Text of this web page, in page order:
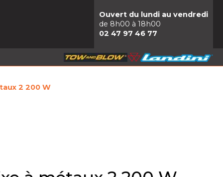
Ouvert du lundi au vendredi
de 8h00 à 18h00
02 47 97 46 77
2 200 W